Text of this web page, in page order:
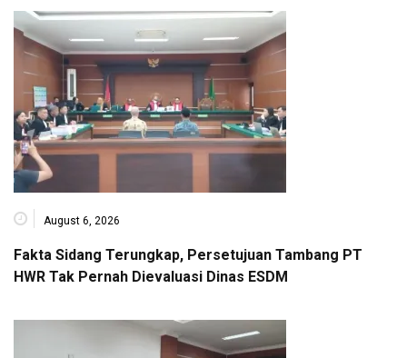
August 6, 2026
Fakta Sidang Terungkap, Persetujuan Tambang PT
HWR Tak Pernah Dievaluasi Dinas ESDM